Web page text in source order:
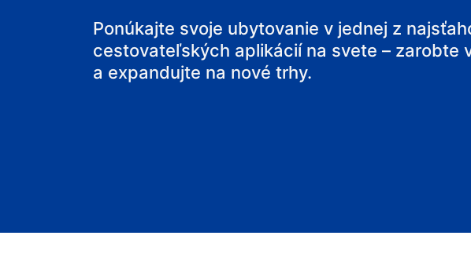
svoj penzión
svoje bed and
Ponúkajte svoje ubytovanie v jednej z
cestovateľských aplikácií na svete – zarobte
a expandujte na nové trhy.